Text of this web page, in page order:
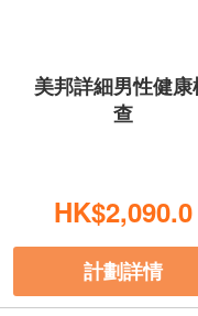
美邦詳細男性健康
查
HK$2,090.0
計劃詳情